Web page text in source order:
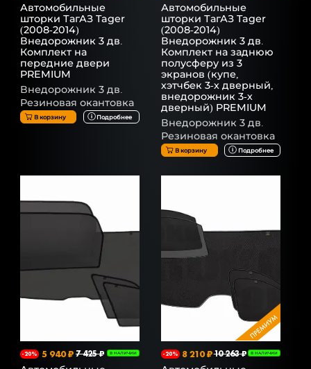
Автомобильные
шторки ТагАЗ Tager
(2008-2014)
Внедорожник 3 дв.
Комплект на
передние двери
PREMIUM
Внедорожник 3 дв.
Резиновая окантовка
В корзину Подробнее
Автомобильные
шторки ТагАЗ Tager
(2008-2014)
Внедорожник 3 дв.
Комплект на заднюю
полусферу из 3
экранов (купе,
хэтчбек 3-х дверный,
внедорожник 3-х
дверный) PREMIUM
Внедорожник 3 дв.
Резиновая окантовка
В корзину Подробнее
-20% 5 940 ₽ 7 425 ₽ В НАЛИЧИИ -20% 8 210 ₽10 263 ₽ В НАЛИЧИИ